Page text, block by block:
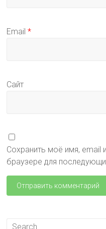
Email*
Сайт
Сохранить моё имя, email
браузере для